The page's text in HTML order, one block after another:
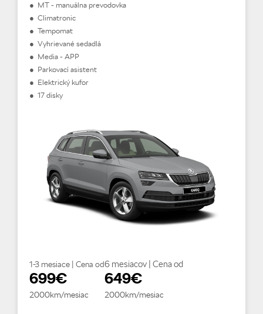
● MT - manuálna prevodovka
● Climatronic
● Tempomat
● Vyhrievané sedadlá
● Media - APP
● Parkovací asistent
● Elektrický kufor
● 17 disky
1-3 mesiace | Cena od
699€
2000km/mesiac
6 mesiacov | Cena od
649€
2000km/mesiac